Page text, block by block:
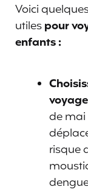
Voici
utilespour
enfants :
de mai
risque